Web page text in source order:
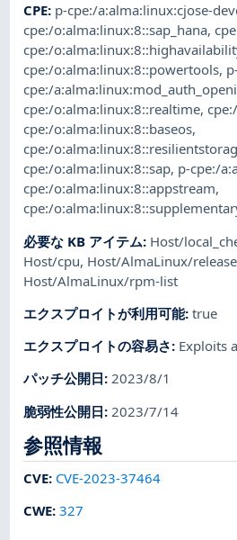
CPE: p-cpe:/a:alma:linux:cjose-
cpe:/o:alma:linux:8::sap_hana,
cpe:/
cpe:/o:alma:linux:8::powertools,
cpe:/
cpe:/o:alma:linux:8::realtime,
cpe:/o:alma:linux:8::baseos,
cpe:/
cpe:/o:alma:linux:8::sap, p-cpe:/
cpe:/o:alma:linux:8::appstream,
cpe:/
必要な KB アイテム: Host/
Host/cpu, Host/AlmaLinux/release
Host/AlmaLinux/rpm-list
エクスプロイトが利用可能:true
エクスプロイトの容易さ: Exploits
パッチ公開日:2023/8/1
脆弱性公開日: 2023/7/14
参照情報
CVE: CVE-2023-37464
CWE:327